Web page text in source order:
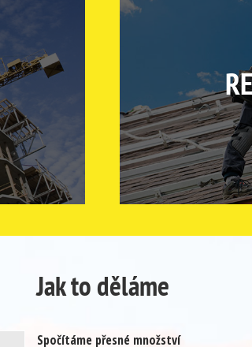
Jak to děláme
Spočítáme přesné množství